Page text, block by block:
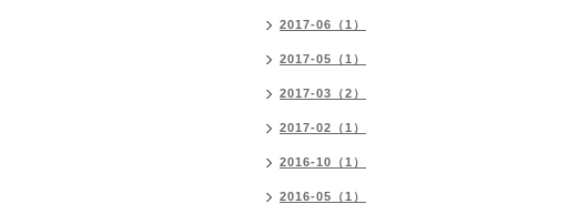
2017-06（1）
2017-05（1）
2017-03（2）
2017-02（1）
2016-10（1）
2016-05（1）